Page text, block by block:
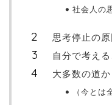
社会人の
思考停止の原
自分で考え
大多数の道
（今と